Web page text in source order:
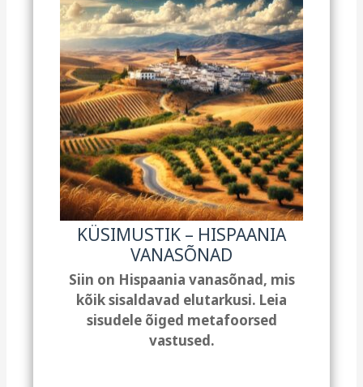
KÜSIMUSTIK – HISPAANIA
VANASÕNAD
Siin on Hispaania vanasõnad, mis
kõik sisaldavad elutarkusi. Leia
sisudele õiged metafoorsed
vastused.